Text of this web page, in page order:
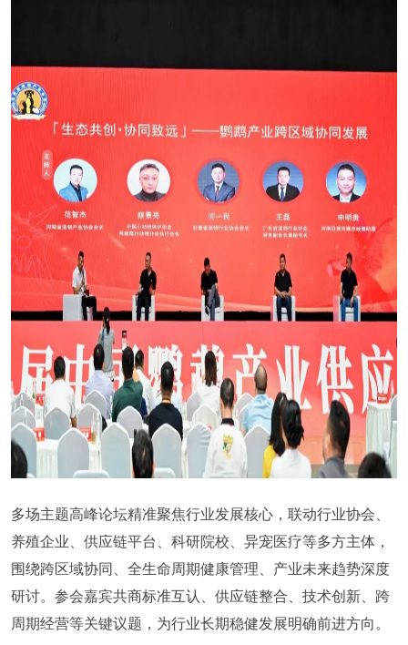
多场主题高峰论坛精准聚焦行业发展核心，联动行业协会、
养殖企业、供应链平台、科研院校、异宠医疗等多方主体，
围绕跨区域协同、全生命周期健康管理、产业未来趋势深度
研讨。参会嘉宾共商标准互认、供应链整合、技术创新、跨
周期经营等关键议题，为行业长期稳健发展明确前进方向。